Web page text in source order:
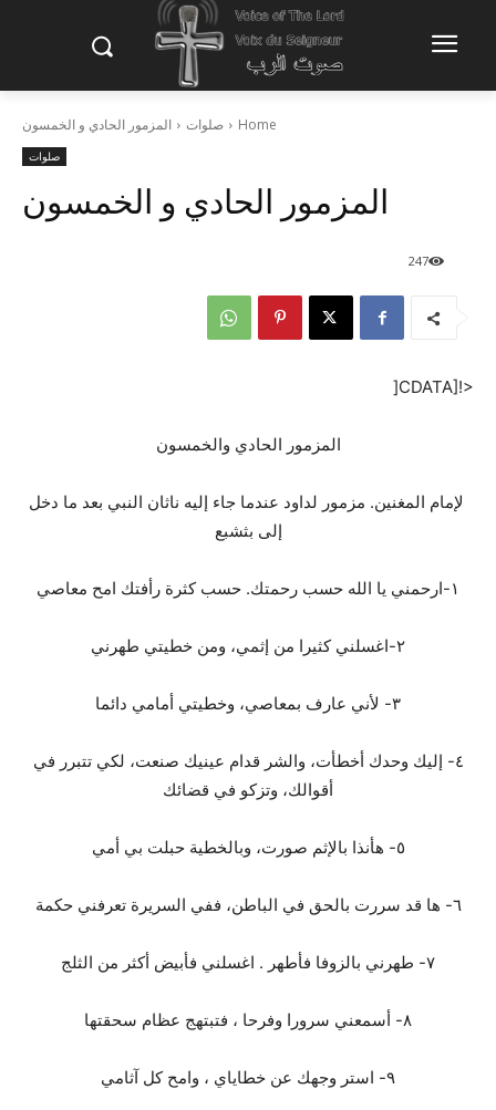
Home صلوات المزمور الحادي و الخمسون
صلوات
المزمور الحادي و الخمسون
247
<![CDATA[
المزمور الحادي والخمسون
لإمام المغنين. مزمور لداود عندما جاء إليه ناثان النبي بعد ما دخل
إلى بثشبع
١-ارحمني يا الله حسب رحمتك. حسب كثرة رأفتك امح معاصي
٢-اغسلني كثيرا من إثمي، ومن خطيتي طهرني
٣- لأني عارف بمعاصي، وخطيتي أمامي دائما
٤- إليك وحدك أخطأت، والشر قدام عينيك صنعت، لكي تتبرر في
أقوالك، وتزكو في قضائك
٥- هأنذا بالإثم صورت، وبالخطية حبلت بي أمي
٦- ها قد سررت بالحق في الباطن، ففي السريرة تعرفني حكمة
٧- طهرني بالزوفا فأطهر . اغسلني فأبيض أكثر من الثلج
٨- أسمعني سرورا وفرحا ، فتبتهج عظام سحقتها
٩- استر وجهك عن خطاياي ، وامح كل آثامي